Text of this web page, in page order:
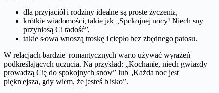
dla przyjaciół i rodziny idealne są proste życzenia,
krótkie wiadomości, takie jak „Spokojnej nocy! Niech sny
przyniosą Ci radość”,
takie słowa wnoszą troskę i ciepło bez zbędnego patosu.
W relacjach bardziej romantycznych warto używać wyrażeń
podkreślających uczucia. Na przykład: „Kochanie, niech gwiazdy
prowadzą Cię do spokojnych snów” lub „Każda noc jest
piękniejsza, gdy wiem, że jesteś blisko”.